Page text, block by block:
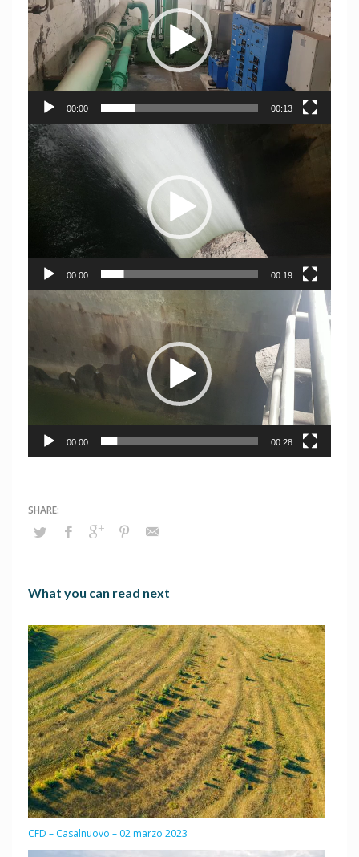
00:00 00:13
Video
Player
00:00 00:19
Video
Player
00:00 00:28
What you can read next
CFD – Casalnuovo – 02 marzo 2023